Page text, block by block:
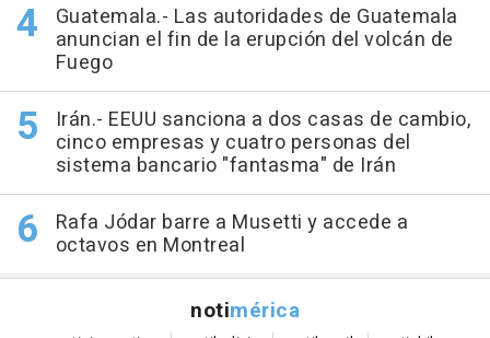
Guatemala.- Las autoridades de Guatemala
anuncian el fin de la erupción del volcán de
Fuego
Irán.- EEUU sanciona a dos casas de cambio,
cinco empresas y cuatro personas del
sistema bancario "fantasma" de Irán
Rafa Jódar barre a Musetti y accede a
octavos en Montreal
notimérica